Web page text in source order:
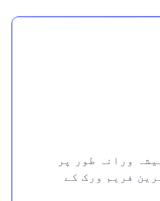
ورانہ طور پر
فریم ورک کے